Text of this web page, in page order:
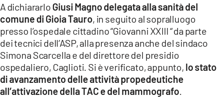
ILREGGINO.IT
COSENZACHANNEL.IT
ILVIBONESE.IT
CATANZAROCHANNEL.IT
A dichiararlo Giusi Magno delegata alla sanità del
comune di Gioia Tauro, in seguito al sopralluogo
presso l’ospedale cittadino “Giovanni XXIII “ da parte
dei tecnici dell’ASP, alla presenza anche del sindaco
Simona Scarcella e del direttore del presidio
ospedaliero, Caglioti. Si è verificato, appunto, lo stato
di avanzamento delle attività propedeutiche
all’attivazione della TAC e del mammografo